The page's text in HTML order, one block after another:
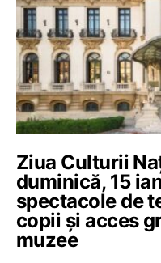
Ziua Culturii
duminică, 15
spectacole de
copii și acces
muzee